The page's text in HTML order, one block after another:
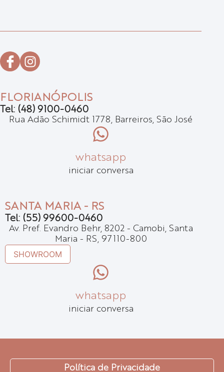
FLORIANÓPOLIS
Tel: (48) 9100-0460
Rua Adão Schimidt 1778, Barreiros, São José
whatsapp
iniciar conversa
SANTA MARIA - RS
Tel: (55) 99600-0460
Av. Pref. Evandro Behr, 8202 - Camobi, Santa
Maria - RS, 97110-800
SHOWROOM
whatsapp
iniciar conversa
Política de Privacidade